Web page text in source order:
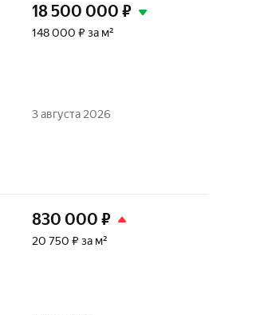
18 500 000 ₽
148 000 ₽ за м²
3 августа 2026
830 000 ₽
20 750 ₽ за м²